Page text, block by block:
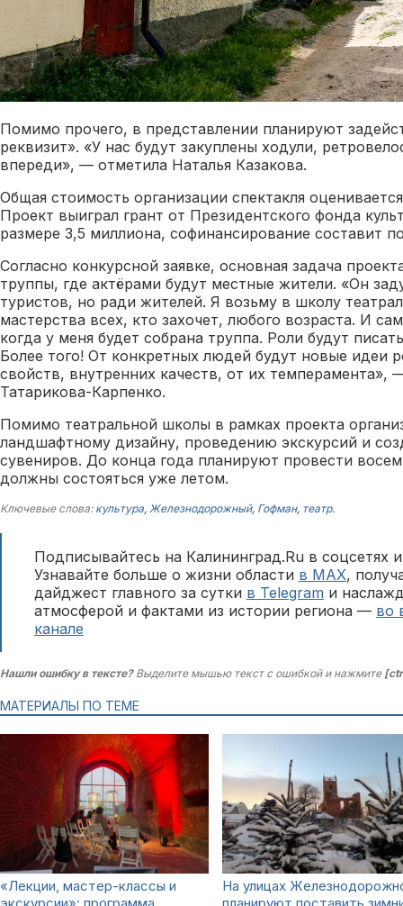
Помимо прочего, в представлении планируют
реквизит». «У нас будут закуплены ходули,
впереди», — отметила Наталья Казакова.
Общая стоимость организации спектакля
Проект выиграл грант от Президентского фонда
размере 3,5 миллиона, софинансирование составит
Согласно конкурсной заявке, основная задача
труппы, где актёрами будут местные жители. «Он
туристов, но ради жителей. Я возьму в школу
мастерства всех, кто захочет, любого возраста. И
когда у меня будет собрана труппа. Роли будут
Более того! От конкретных людей будут новые идеи
свойств, внутренних качеств, от их темперамента»,
Татарикова-Карпенко.
Помимо театральной школы в рамках проекта
ландшафтному дизайну, проведению экскурсий и
сувениров. До конца года планируют провести
должны состояться уже летом.
Ключевые слова: культура, Железнодорожный, Гофман, театр.
Подписывайтесь на Калининград.Ru в соцсетях
Узнавайте больше о жизни области в MAX,
дайджест главного за сутки в Telegram и
атмосферой и фактами из истории региона — во
канале
Нашли ошибку в тексте?Выделите мышью текст с ошибкой и нажмите
МАТЕРИАЛЫ ПО ТЕМЕ
«Лекции, мастер-классы и
экскурсии»: программа
На улицах
планируют поставить